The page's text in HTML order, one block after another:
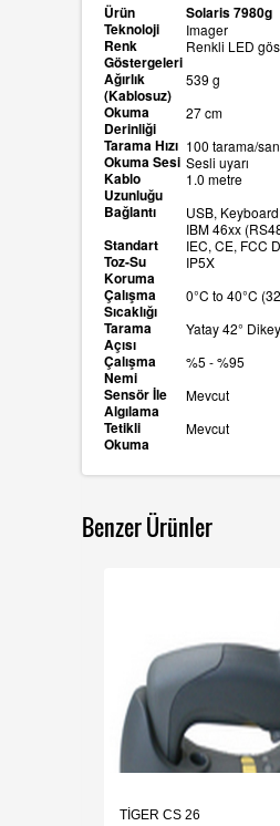
Ürün
Solaris 7980g
Teknoloji
Imager
Renk
Göstergeleri
Renkli LED
Ağırlık
(Kablosuz)
539 g
Okuma
Derinliği
27 cm
Tarama Hızı 100 tarama/
Okuma Sesi Sesli uyarı
Kablo
Uzunluğu
1.0 metre
Bağlantı
USB,
IBM 46xx
Standart IEC, CE, FCC
Toz-Su
Koruma
IP5X
Çalışma
Sıcaklığı
0°C to 40°C
Tarama
Açısı
Yatay 42°
Çalışma
Nemi
%5 - %95
Sensör İle
Algılama
Mevcut
Tetikli
Okuma
Mevcut
Benzer Ürünler
TİGER CS 26